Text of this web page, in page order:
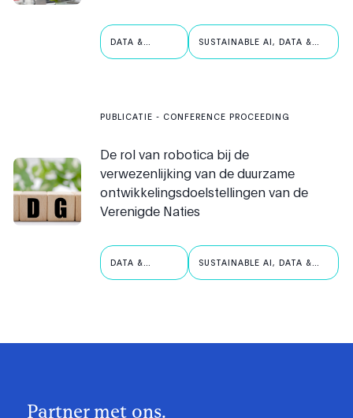
DATA &
SUSTAINABLE AI, DATA &
PUBLICATIE - CONFERENCE PROCEEDING
De rol van robotica bij de
verwezenlijking van de duurzame
ontwikkelingsdoelstellingen van de
Verenigde Naties
DATA &
SUSTAINABLE AI, DATA &
Partner met ons.